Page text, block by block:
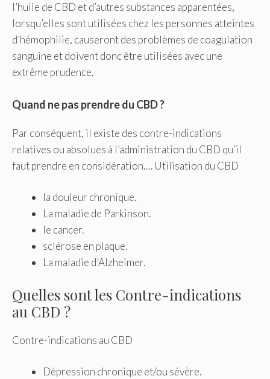
l’huile de CBD et d’autres substances apparentées,
lorsqu’elles sont utilisées chez les personnes atteintes
d’hémophilie, causeront des problèmes de coagulation
sanguine et doivent donc être utilisées avec une
extrême prudence.
Quand ne pas prendre du CBD ?
Par conséquent, il existe des contre-indications
relatives ou absolues à l’administration du CBD qu’il
faut prendre en considération…. Utilisation du CBD
la douleur chronique.
La maladie de Parkinson.
le cancer.
sclérose en plaque.
La maladie d’Alzheimer.
Quelles sont les Contre-indications
au CBD ?
Contre-indications au CBD
Dépression chronique et/ou sévère.